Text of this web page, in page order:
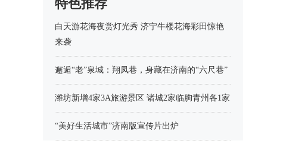
特色推荐
白天游花海夜赏灯光秀 济宁牛楼花海彩田惊艳
来袭
邂逅“老”泉城：翔凤巷，身藏在济南的“六尺巷”
潍坊新增4家3A旅游景区 诸城2家临朐青州各1家
“美好生活城市”济南版宣传片出炉